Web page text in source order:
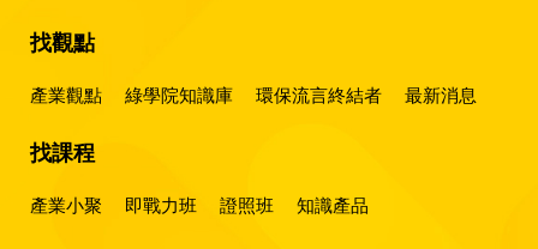
找觀點
產業觀點 綠學院知識庫 環保流言終結者 最新消息
找課程
產業小聚 即戰力班 證照班 知識產品